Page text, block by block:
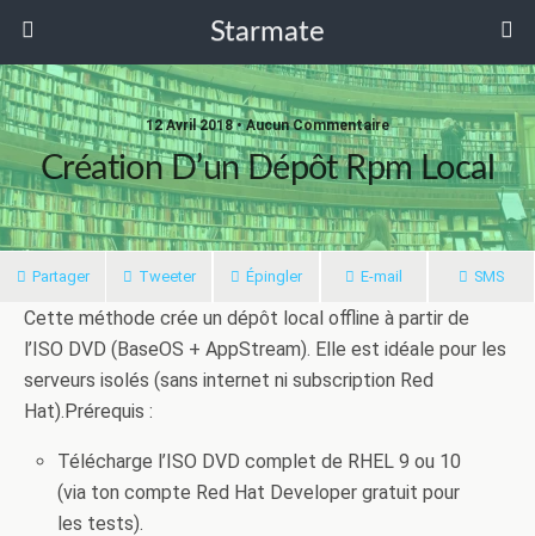
Starmate
12 Avril 2018 •Aucun Commentaire
Création D’un Dépôt Rpm Local
Partager Tweeter Épingler E-mail SMS
Cette méthode crée un dépôt local offline à partir de
l’ISO DVD (BaseOS + AppStream). Elle est idéale pour les
serveurs isolés (sans internet ni subscription Red
Hat).Prérequis :
Télécharge l’ISO DVD complet de RHEL 9 ou 10
(via ton compte Red Hat Developer gratuit pour
les tests).